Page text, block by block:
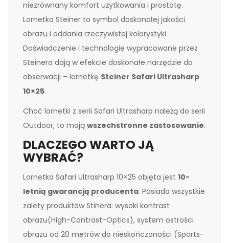
niezrównany komfort użytkowania i prostotę.
Lornetka Steiner to symbol doskonałej jakości
obrazu i oddania rzeczywistej kolorystyki.
Doświadczenie i technologie wypracowane przez
Steinera dają w efekcie doskonałe narzędzie do
obserwacji – lornetkę Steiner Safari Ultrasharp
10×25.
Choć lornetki z serii Safari Ultrasharp należą do serii
Outdoor, to mają wszechstronne zastosowanie.
DLACZEGO WARTO JĄ
WYBRAĆ?
Lornetka Safari Ultrasharp 10×25 objęta jest 10-
letnią gwarancją producenta. Posiada wszystkie
zalety produktów Stinera: wysoki kontrast
obrazu(High-Contrast-Optics), system ostrości
obrazu od 20 metrów do nieskończoności (Sports-